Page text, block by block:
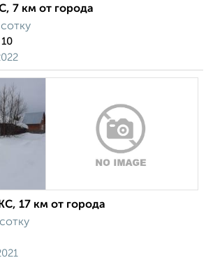
7 км от города
17 км от города